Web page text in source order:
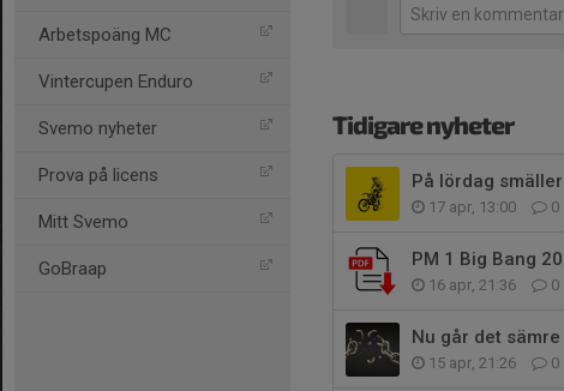
Arbetspoäng MC
Vintercupen Enduro
Svemo nyheter
Prova på licens
Mitt Svemo
GoBraap
Tidigare nyheter
På lördag
17 apr, 13:00 0
PM 1 Big Bang
16 apr, 21:36 0
Nu går det
15 apr, 21:26 0